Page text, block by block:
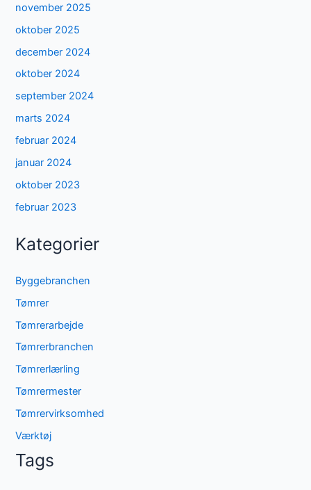
november 2025
oktober 2025
december 2024
oktober 2024
september 2024
marts 2024
februar 2024
januar 2024
oktober 2023
februar 2023
Kategorier
Byggebranchen
Tømrer
Tømrerarbejde
Tømrerbranchen
Tømrerlærling
Tømrermester
Tømrervirksomhed
Værktøj
Tags